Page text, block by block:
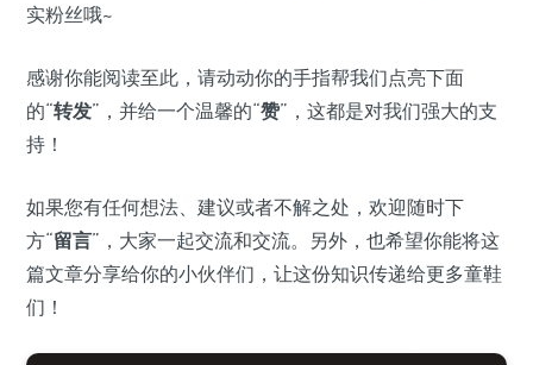
实粉丝哦~
感谢你能阅读至此，请动动你的手指帮我们点亮下面
的“转发”，并给一个温馨的“赞”，这都是对我们强大的支
持！
如果您有任何想法、建议或者不解之处，欢迎随时下
方“留言”，大家一起交流和交流。另外，也希望你能将这
篇文章分享给你的小伙伴们，让这份知识传递给更多童鞋
们！